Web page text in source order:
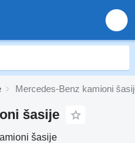
Mercedes-Benz kamioni
šasije
šasije